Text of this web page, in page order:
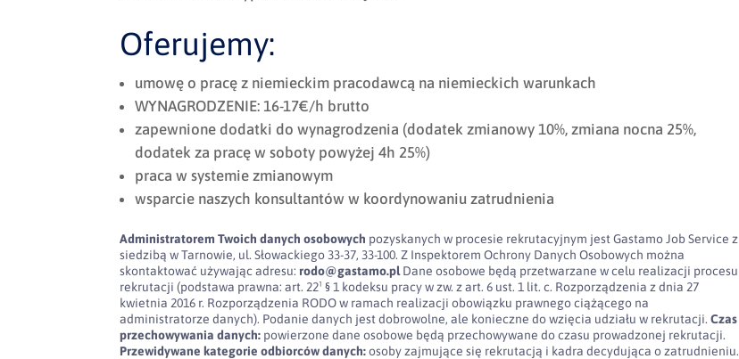
Oferujemy:
umowę o pracę z niemieckim pracodawcą na niemieckich warunkach
WYNAGRODZENIE: 16-17€/h brutto
zapewnione dodatki do wynagrodzenia (dodatek zmianowy 10%, zmiana nocna 25%,
dodatek za pracę w soboty powyżej 4h 25%)
praca w systemie zmianowym
wsparcie naszych konsultantów w koordynowaniu zatrudnienia
Administratorem Twoich danych osobowych pozyskanych w procesie rekrutacyjnym jest Gastamo Job Service z
siedzibą w Tarnowie, ul. Słowackiego 33-37, 33-100. Z Inspektorem Ochrony Danych Osobowych można
skontaktować używając adresu:rodo@gastamo.plDane osobowe będą przetwarzane w celu realizacji procesu
rekrutacji (podstawa prawna: art. 22¹ § 1 kodeksu pracy w zw. z art. 6 ust. 1 lit. c. Rozporządzenia z dnia 27
kwietnia 2016 r. Rozporządzenia RODO w ramach realizacji obowiązku prawnego ciążącego na
administratorze danych). Podanie danych jest dobrowolne, ale konieczne do wzięcia udziału w rekrutacji.Czas
przechowywania danych: powierzone dane osobowe będą przechowywane do czasu prowadzonej rekrutacji.
Przewidywane kategorie odbiorców danych:osoby zajmujące się rekrutacją i kadra decydująca o zatrudnieniu.